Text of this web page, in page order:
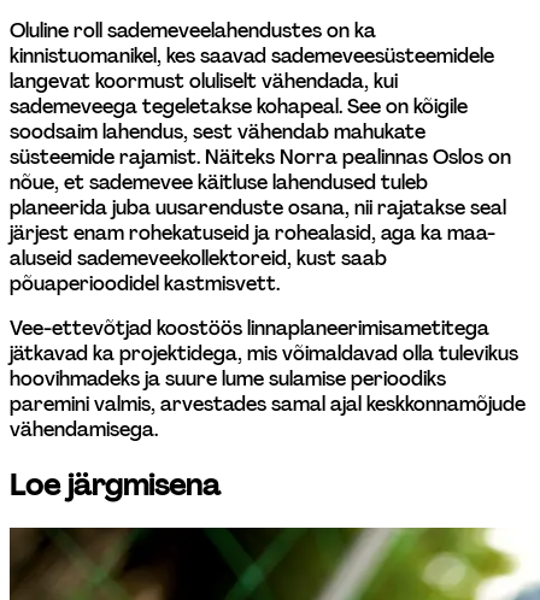
Oluline roll sademeveelahendustes on ka
kinnistuomanikel, kes saavad sademeveesüsteemidele
langevat koormust oluliselt vähendada, kui
sademeveega tegeletakse kohapeal. See on kõigile
soodsaim lahendus, sest vähendab mahukate
süsteemide rajamist. Näiteks Norra pealinnas Oslos on
nõue, et sademevee käitluse lahendused tuleb
planeerida juba uusarenduste osana, nii rajatakse seal
järjest enam rohekatuseid ja rohealasid, aga ka maa-
aluseid sademeveekollektoreid, kust saab
põuaperioodidel kastmisvett.
Vee-ettevõtjad koostöös linnaplaneerimisametitega
jätkavad ka projektidega, mis võimaldavad olla tulevikus
hoovihmadeks ja suure lume sulamise perioodiks
paremini valmis, arvestades samal ajal keskkonnamõjude
vähendamisega.
Loe järgmisena